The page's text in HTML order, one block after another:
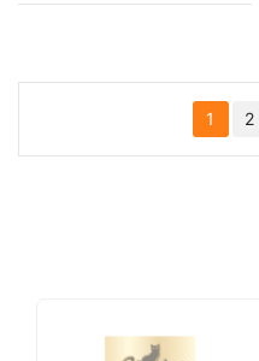
1 2